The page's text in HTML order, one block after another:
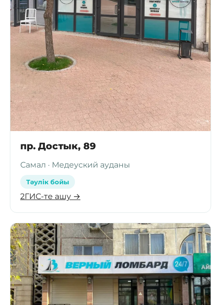
пр. Достык, 89
Самал · Медеуский ауданы
Тәулік бойы
2ГИС-те ашу →